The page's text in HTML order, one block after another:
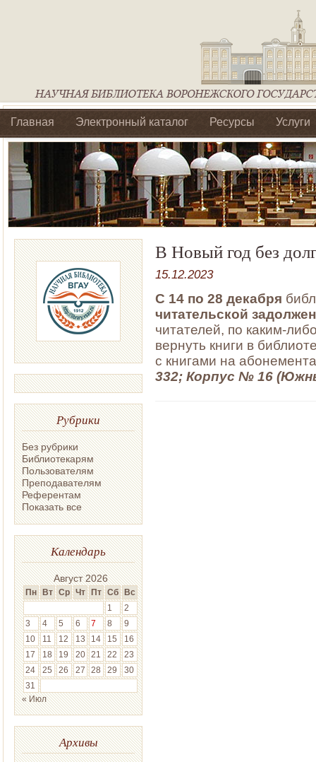
Главная Электронный каталог Ресурсы Услуги
Библиотеки регионального отделения Ассоциации
Рубрики
Без рубрики
Библиотекарям
Пользователям
Преподавателям
Референтам
Показать все
Календарь
Август 2026
Пн Вт Ср Чт Пт Сб Вс
1
2
3
4 5 6 7 8
9
10
11 12 13 14 15
16
17
18 19 20 21 22
23
24
25 26 27 28 29
30
31
« Июл
Архивы
В Новый год без
15.12.2023
С 14 по 28 декабря
читательской
читателей, по каким-
вернуть книги в
с книгами на
332; Корпус № 16